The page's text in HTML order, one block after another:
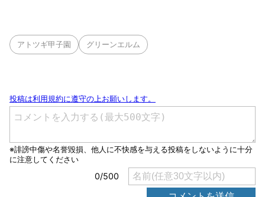
アトツギ甲子園 グリーンエルム